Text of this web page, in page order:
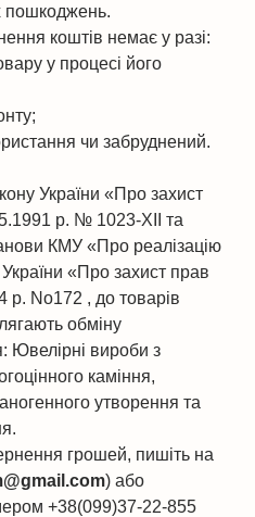
пошкоджень.
коштів немає у разі:
у процесі його
чи забруднений.
України «Про захист
р. № 1023-XII та
КМУ «Про реалізацію
«Про захист прав
р. No172 , до товарів
обміну
Ювелірні вироби з
каміння,
утворення та
грошей, пишіть на
) або
+38(099)37-22-855